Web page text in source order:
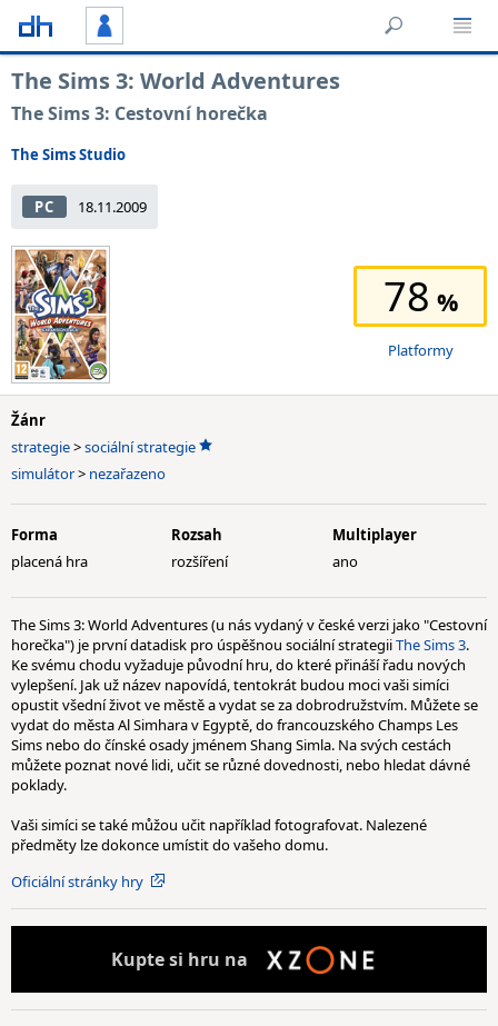
The Sims 3: World Adventures
The Sims 3: Cestovní horečka
The Sims Studio
PC 18.11.2009
78
Platformy
Žánr
strategie>sociální strategie
simulátor> nezařazeno
Forma
placená hra
Rozsah
rozšíření
Multiplayer
ano
The Sims 3: World Adventures (u nás vydaný v české verzi jako "Cestovní
horečka") je první datadisk pro úspěšnou sociální strategiiThe Sims 3.
Ke svému chodu vyžaduje původní hru, do které přináší řadu nových
vylepšení. Jak už název napovídá, tentokrát budou moci vaši simíci
opustit všední život ve městě a vydat se za dobrodružstvím. Můžete se
vydat do města Al Simhara v Egyptě, do francouzského Champs Les
Sims nebo do čínské osady jménem Shang Simla. Na svých cestách
můžete poznat nové lidi, učit se různé dovednosti, nebo hledat dávné
poklady.
Vaši simíci se také můžou učit například fotografovat. Nalezené
předměty lze dokonce umístit do vašeho domu.
Oficiální stránky hry
Kuptesi hru na